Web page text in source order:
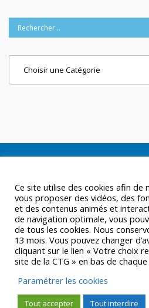
Ce site utilise des cookies afin de
vous proposer des vidéos, des
et des contenus animés et
de navigation optimale, vous
de tous les cookies. Nous
13 mois. Vous pouvez changer
cliquant sur le lien « Votre choix
site de la CTG » en bas de
Paramétrer les cookies
Tout accepter Tout interdire